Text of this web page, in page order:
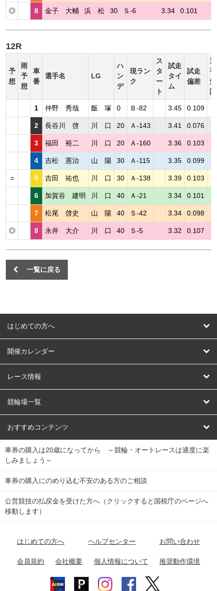
◎ 8 金子 大輔 浜 松 30 Ｓ-6 3.34 0.101
12R
予
想
雨
予
想
車
番
選手名 LG
ハ
ン
デ
現ラン
ク
ス
タ
ー
ト
試走
タイ
ム
試走
偏差
選
手
短
評
1 仲野 秀哉 飯 塚 0 Ｂ-82 3.45 0.109
2 長谷川 啓 川 口 20 Ａ-143 3.41 0.076
3 福田 裕二 川 口 20 Ａ-160 3.36 0.103
4 吉松 憲治 山 陽 30 Ａ-115 3.35 0.099
○ 5 吉田 祐也 川 口 30 Ａ-138 3.39 0.103
6 加賀谷 建明 川 口 40 Ａ-21 3.34 0.101
7 松尾 啓史 山 陽 40 Ｓ-42 3.34 0.098
◎ 8 永井 大介 川 口 40 Ｓ-5 3.32 0.107
一覧に戻る
はじめての方へ
はじめての方へ
開催カレンダー
競輪
オートレース
競輪くじ
Dokanto!
チャリロトプラザ
レース情報
レース予想
レース結果
キャリーオーバー一覧
競輪場一覧
北日本 函館競輪場
関
東
弥彦競輪場 前橋競輪場 取手競輪場 宇都宮競輪場
関
東
小田原競輪場
名古屋競輪場 岐阜競輪場 大垣競輪場 豊橋競輪場
富山競輪場 松阪競輪場 四日市競輪場
福井競輪場 奈良競輪場 向日町競輪場
おすすめコンテンツ
競輪選手情報
Perfecta Navi
netkeirin
車券の購入は20歳になってから ～競輪・オートレースは適度に楽
しみましょう～
車券の購入にのめり込む不安のある方のご相談
公営競技の払戻金を受けた方へ（クリックすると国税庁のページへ
移動します）
はじめての方へ ヘルプセンター お問い合わせ
会員規約 会社概要 個人情報について 推奨動作環境